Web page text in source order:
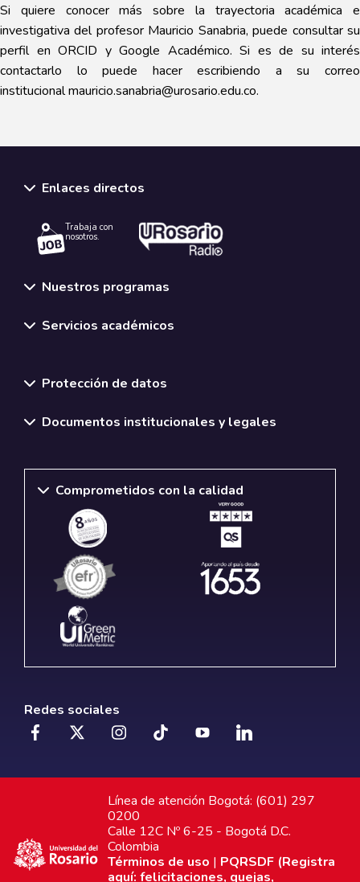
Si quiere conocer más sobre la trayectoria académica e
investigativa del profesor Mauricio Sanabria, puede consultar su
perfil en ORCID y Google Académico. Si es de su interés
contactarlo lo puede hacer escribiendo a su correo
institucionalmauricio.sanabria@urosario.edu.co.
Enlaces directos
Trabaja con
nosotros.
Nuestros programas
Servicios académicos
Protección de datos
Documentos institucionales y legales
Comprometidos con la calidad
Redes sociales
Línea de atención Bogotá: (601) 297
0200
Calle 12C Nº 6-25 - Bogotá D.C.
Colombia
Términos de uso | PQRSDF (Registra
aquí: felicitaciones, quejas,